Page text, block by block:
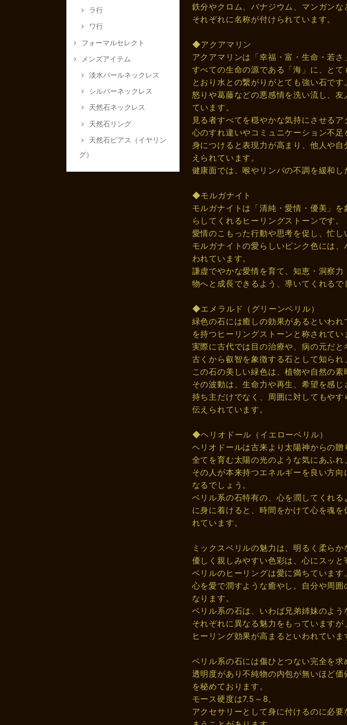
ラ行
ワ行
フォーマルセレクト
メンズアイテム
淡水パールネックレス
シルバーネックレス
天然石ネックレス
天然石リング
天然石ピアス（イヤリン
グ）
鉄分やクロム、バナジウム、マンガン
それぞれに名称が付けられています。
◆アクアマリン
アクアマリンは「幸福・富・生命・若さ
すべての生命の源である「海」に、と
とおり水との繋がりがとても強い石です。
怒りや葛藤などの悪感情を洗い流し、
ています。
見る者すべてを穏やかな気持にさせる
心のすれ違いやコミュニケーション不
身につけると表現力が高まり、他人や
えられています。
健康面では、喉やリンパの不調を緩和し
◆モルガナイト
モルガナイトは「清純・愛情・優美」
らしてくれるヒーリングストーンです。
愛情のこもった行動や思考を促し、忙し
モルガナイトの愛らしいピンク色には
われています。
謙虚でやかな愛情を育て、知恵・洞察
物へと成長できるよう、導いてくれるで
◆エメラルド（グリーンベリル）
緑色の石には癒しの効果があるといわ
を持つヒーリングストーンと称されてい
実際に古代では目の治療や、病の元だ
古くから叡智を象徴する石として知ら
この石の美しい緑色は、植物や自然の
その波動は、生命力や再生、希望を感じ
持ち主だけでなく、周囲に対してもや
伝えられています。
◆ヘリオドール（イエローベリル）
ヘリオドールは古来より太陽神からの贈
全てを育む太陽の光のような気にあふ
その人が本来持つエネルギーを良い方
なるでしょう。
ベリル系の石特有の、心を潤してくれ
に身に着けると、時間をかけて心を魂
れています。
ミックスベリルの魅力は、明るく柔ら
優しく親しみやすい色彩は、心にスッと
ベリルのヒーリングは愛に満ちています。
心を愛で潤すような癒やし。自分や周
なります。
ベリル系の石は、いわば兄弟姉妹のよう
それぞれに異なる魅力をもっています
ヒーリング効果が高まるといわれていま
ベリル系の石には傷ひとつない完全を求
透明度があり不純物の内包が無いほど
を秘めております。
モース硬度は7.5～8。
アクセサリーとして身に付けるのに必